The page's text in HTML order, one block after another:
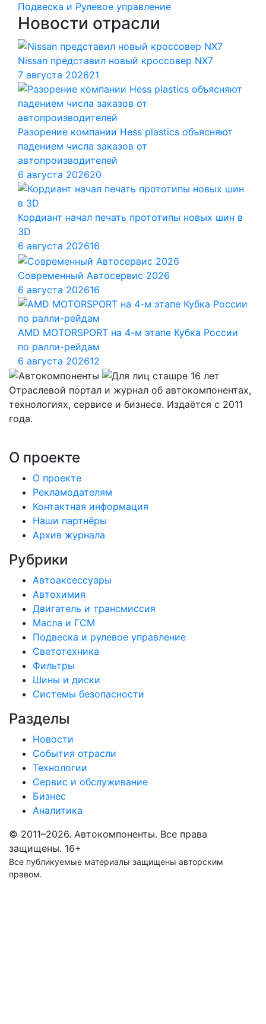
Подвеска и Рулевое управление
Новости отрасли
Nissan представил новый кроссовер NX7
7 августа 202621
Разорение компании Hess plastics объясняют
падением числа заказов от
автопроизводителей
6 августа 202620
Кордиант начал печать прототипы новых шин в
3D
6 августа 202616
Современный Автосервис 2026
6 августа 202616
AMD MOTORSPORT на 4-м этапе Кубка России
по ралли-рейдам
6 августа 202612
Отраслевой портал и журнал об автокомпонентах,
технологиях, сервисе и бизнесе. Издаётся с 2011
года.
О проекте
О проекте
Рекламодателям
Контактная информация
Наши партнёры
Архив журнала
Рубрики
Автоаксессуары
Автохимия
Двигатель и трансмиссия
Масла и ГСМ
Подвеска и рулевое управление
Светотехника
Фильтры
Шины и диски
Системы безопасности
Разделы
Новости
События отрасли
Технологии
Сервис и обслуживание
Бизнес
Аналитика
© 2011–2026. Автокомпоненты. Все права
защищены. 16+
Все публикуемые материалы защищены авторским
правом.